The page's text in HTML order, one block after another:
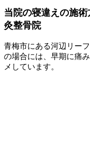
当院の寝違えの施
灸整骨院
青梅市にある河辺リー
の場合には、早期に痛
メしています。